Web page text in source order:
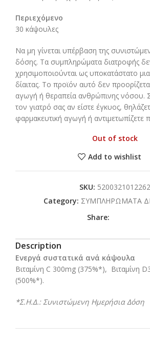
Περιεχόμενο
30 κάψουλες
Να μη γίνεται υπέρβαση της
δόσης. Τα συμπληρώματα διατροφής
χρησιμοποιούνται ως υποκατάστατο
δίαιτας. Το προϊόν αυτό δεν
αγωγή ή θεραπεία ανθρώπινης νόσου.
τον γιατρό σας αν είστε έγκυος,
φαρμακευτική αγωγή ή αντιμετωπίζετε
Out of stock
Add to wishlist
SKU: 5200321012262
Category: ΣΥΜΠΛΗΡΩΜΑΤΑ
Share:
Description
Ενεργά συστατικά ανά κάψουλα
Βιταμίνη C 300mg (375%*), Βιταμίνη
(500%*).
*Σ.Η.Δ.: Συνιστώμενη Ημερήσια Δόση